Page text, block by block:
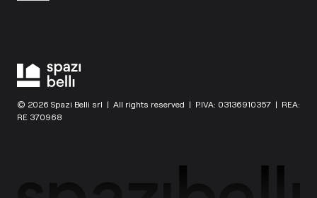
© 2026 Spazi Belli srl | All rights reserved | P.IVA: 03136910357 | REA:
RE 370968